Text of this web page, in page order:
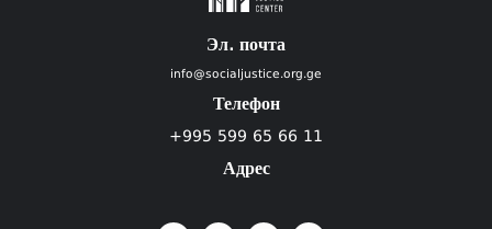
Эл. почта
info@socialjustice.org.ge
Телефон
+995 599 65 66 11
Адрес